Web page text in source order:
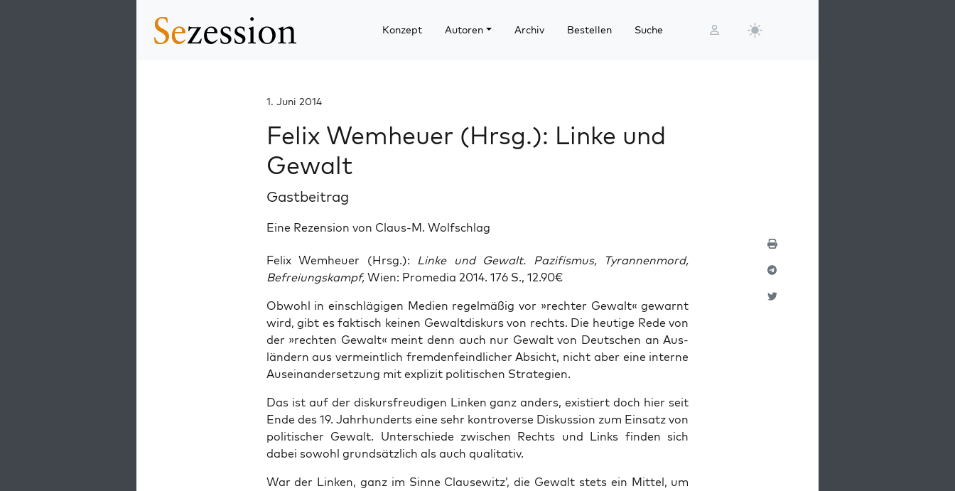
Konzept Autoren Archiv Bestellen Suche
1. Juni 2014
Felix Wemheuer (Hrsg.): Linke und
Gewalt
Gastbeitrag
Eine Rezension von Claus-M. Wolfschlag
Felix Wem­heu­er (Hrsg.): Lin­ke und Gewalt. Pazi­fis­mus, Tyran­nen­mord,
Befrei­ungs­kampf, Wien: Pro­me­dia 2014. 176 S., 12.90€
Obwohl in ein­schlä­gi­gen Medi­en regel­mä­ßig vor »rech­ter Gewalt« gewarnt
wird, gibt es fak­tisch kei­nen Gewalt­dis­kurs von rechts. Die heu­ti­ge Rede von
der »rech­ten Gewalt« meint denn auch nur Gewalt von Deut­schen an Aus­
län­dern aus ver­meint­lich frem­den­feind­li­cher Absicht, nicht aber eine inter­ne
Aus­ein­an­der­set­zung mit expli­zit poli­ti­schen Strategien.
Das ist auf der dis­kurs­freu­di­gen Lin­ken ganz anders, exis­tiert doch hier seit
Ende des 19. Jahr­hun­derts eine sehr kon­tro­ver­se Dis­kus­si­on zum Ein­satz von
poli­ti­scher Gewalt. Unter­schie­de zwi­schen Rechts und Links fin­den sich
dabei sowohl grund­sätz­lich als auch qualitativ.
War der Lin­ken, ganz im Sin­ne Clau­se­witz’, die Gewalt stets ein Mit­tel, um